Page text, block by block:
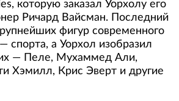
которую заказал Уорхолу его
Ричард Вайсман. Последний
фигур современного
спорта, а Уорхол изобразил
— Пеле, Мухаммед Али,
Хэмилл, Крис Эверт и другие